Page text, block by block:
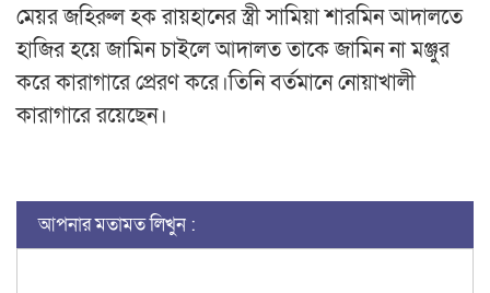
মেয়র জহিরুল হক রায়হানের স্ত্রী সামিয়া শারমিন আদালতে
হাজির হয়ে জামিন চাইলে আদালত তাকে জামিন না মঞ্জুর
করে কারাগারে প্রেরণ করে।তিনি বর্তমানে নোয়াখালী
কারাগারে রয়েছেন।
আপনার মতামত লিখুন :